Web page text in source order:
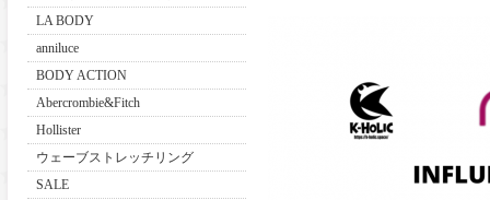
LA BODY
anniluce
BODY ACTION
Abercrombie&Fitch
Hollister
ウェーブストレッチリング
SALE